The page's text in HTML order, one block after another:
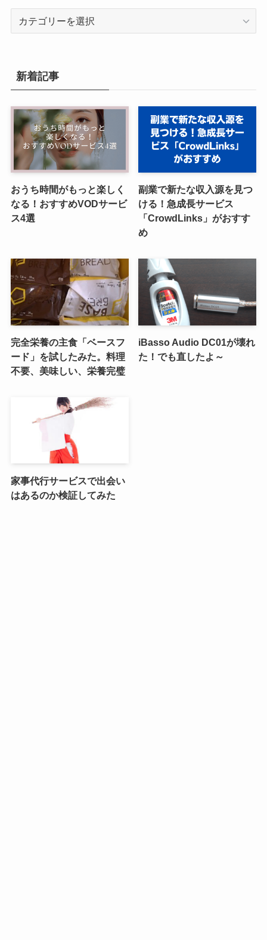
ー新着記事
おうち時間がもっと楽しく
なる！おすすめVODサービ
ス4選
副業で新たな収入源を見つ
ける！急成長サービス
「CrowdLinks」がおすす
め
完全栄養の主食「ベースフ
ード」を試したみた。料理
不要、美味しい、栄養完璧
iBasso Audio DC01が壊れ
た！でも直したよ～
家事代行サービスで出会い
はあるのか検証してみた